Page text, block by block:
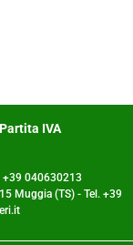
IVA
+39 040630213
Muggia (TS) - Tel. +39